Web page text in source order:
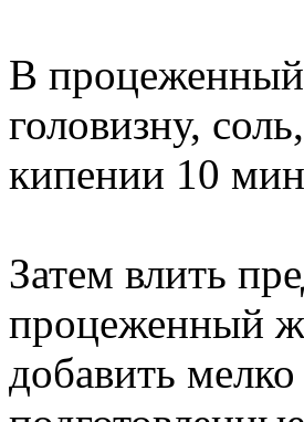
В процеженный
головизну,
кипении 10
Затем влить
процеженный
добавить